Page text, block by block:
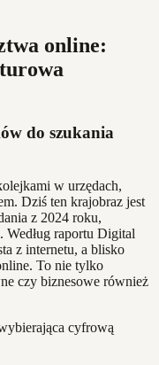
online:
do szukania
w urzędach,
Dziś ten krajobraz jest
z 2024 roku,
raportu Digital
z internetu, a blisko
To nie tylko
czy biznesowe również